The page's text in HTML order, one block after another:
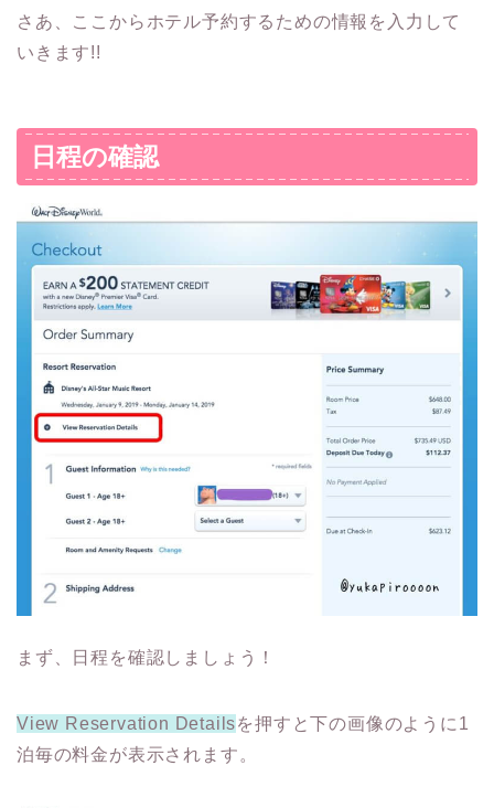
さあ、ここからホテル予約するための情報を入力して
いきます!!
日程の確認
まず、日程を確認しましょう！
View Reservation Detailsを押すと下の画像のように1
泊毎の料金が表示されます。